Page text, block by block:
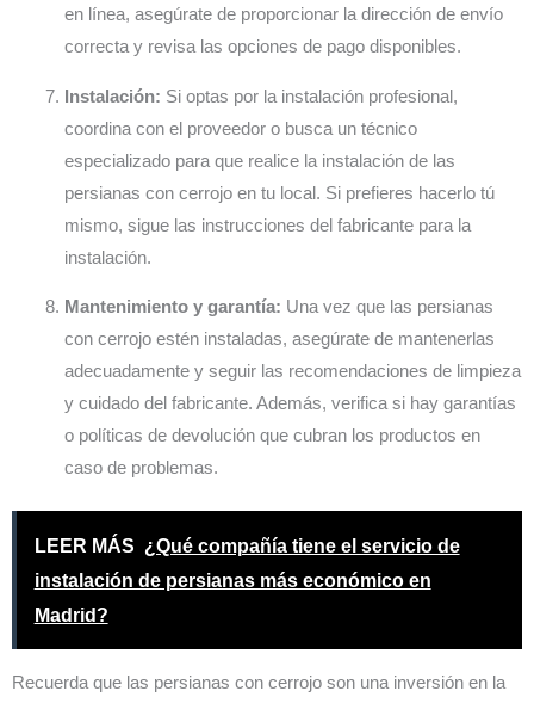
en línea, asegúrate de proporcionar la dirección de envío
correcta y revisa las opciones de pago disponibles.
Instalación: Si optas por la instalación profesional,
coordina con el proveedor o busca un técnico
especializado para que realice la instalación de las
persianas con cerrojo en tu local. Si prefieres hacerlo tú
mismo, sigue las instrucciones del fabricante para la
instalación.
Mantenimiento y garantía: Una vez que las persianas
con cerrojo estén instaladas, asegúrate de mantenerlas
adecuadamente y seguir las recomendaciones de limpieza
y cuidado del fabricante. Además, verifica si hay garantías
o políticas de devolución que cubran los productos en
caso de problemas.
LEER MÁS ¿Qué compañía tiene el servicio de
instalación de persianas más económico en
Madrid?
Recuerda que las persianas con cerrojo son una inversión en la